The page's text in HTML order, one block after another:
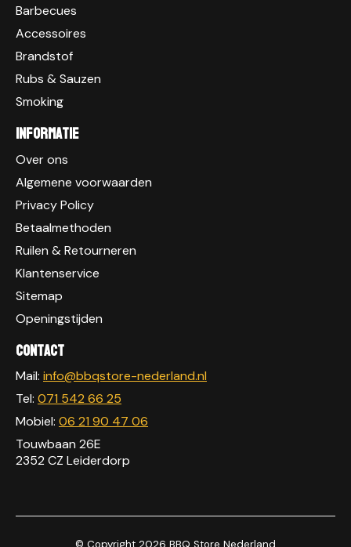
Barbecues
Accessoires
Brandstof
Rubs & Sauzen
Smoking
Informatie
Over ons
Algemene voorwaarden
Privacy Policy
Betaalmethoden
Ruilen & Retourneren
Klantenservice
Sitemap
Openingstijden
Contact
Mail: info@bbqstore-nederland.nl
Tel: 071 542 66 25
Mobiel: 06 21 90 47 06
Touwbaan 26E
2352 CZ Leiderdorp
© Copyright 2026 BBQ Store Nederland